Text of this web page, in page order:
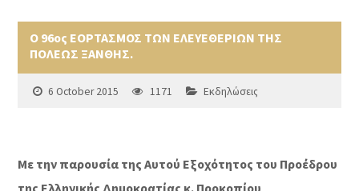
Ο 96ος ΕΟΡΤΑΣΜΟΣ ΤΩΝ ΕΛΕΥΕΘΕΡΙΩΝ ΤΗΣ
ΠΟΛΕΩΣ ΞΑΝΘΗΣ.
6 October 2015 1171 Εκδηλώσεις
Με την παρουσία της Αυτού Εξοχότητος του Προέδρου